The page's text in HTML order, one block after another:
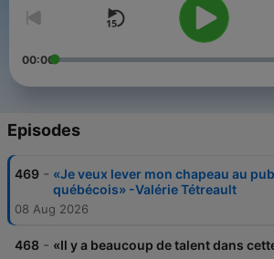
00:00
Episodes
469 - «Je veux lever mon chapeau au
québécois» -Valérie Tétreault
08 Aug 2026
468 - «Il y a beaucoup de talent dans